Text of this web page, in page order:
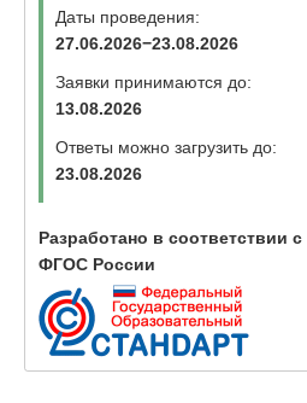
Даты проведения:
27.06.2026−23.08.2026
Заявки принимаются до:
13.08.2026
Ответы можно загрузить до:
23.08.2026
Разработано в соответствии с
ФГОС России